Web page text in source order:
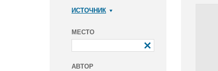
ИСТОЧНИК
МЕСТО
АВТОР